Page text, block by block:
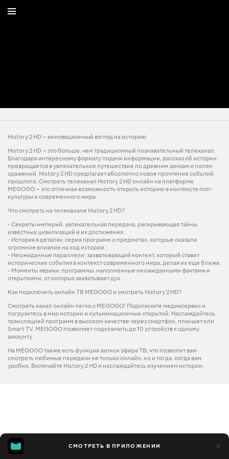
СМОТРЕТЬ В ПРИЛОЖЕНИИ
History 2 HD — инновационный взгляд на историю
History 2 HD — это больше, чем традиционный познавательный телеканал.
Благодаря интересному формату подачи информации, рассказ об истории
превращается в увлекательное путешествие по древним замкам и полям
сражений. History 2 HD предлагает абсолютно новое прочтение событий
прошлого. Смотреть телеканал History 2 HD онлайн на платформе
MEGOGO — это отличная возможность открыть историю в контексте поп-
культуры и современного мира.
Что смотреть на телеканале History 2 HD?
- Секреты империй: увлекательная передача, раскрывающая тайны
известных цивилизаций и их достижения.
- История в деталях: серия программ о предметах, которые оказали
огромное влияние на ход истории.
- Неожиданные параллели: захватывающий контент, который ставит
исторические события в контекст современного мира, делая их еще ближе.
- Моменты эврики: программы, наполненные неожиданными фактами и
открытиями, от которых захватывает дух.
Как подключить онлайн ТВ MEGOGO и смотреть History 2 HD?
Смотреть канал онлайн легко с MEGOGO! Подключите медиасервис и
погрузитесь в мир истории и кульминационных открытий. Наслаждайтесь
трансляцией программ в высоком качестве через смартфон, планшет или
Smart TV. MEGOGO позволяет подключить до 10 устройств к одному
аккаунту.
На MEGOGO также есть функция записи эфира ТВ, что позволит вам
смотреть любимые передачи не только онлайн, но и тогда, когда вам
удобно. Включайте History 2 HD и наслаждайтесь изучением истории.